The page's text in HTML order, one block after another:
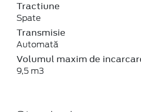
Tractiune
Spate
Transmisie
Automată
Volumul maxim de
9,5 m3